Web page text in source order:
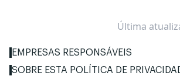
Última
EMPRESAS RESPONSÁVEIS
SOBRE ESTA POLÍTICA DE